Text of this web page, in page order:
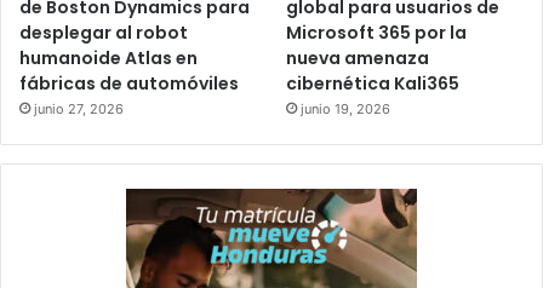
de Boston Dynamics para
desplegar al robot
humanoide Atlas en
fábricas de automóviles
junio 27, 2026
global para usuarios de
Microsoft 365 por la
nueva amenaza
cibernética Kali365
junio 19, 2026